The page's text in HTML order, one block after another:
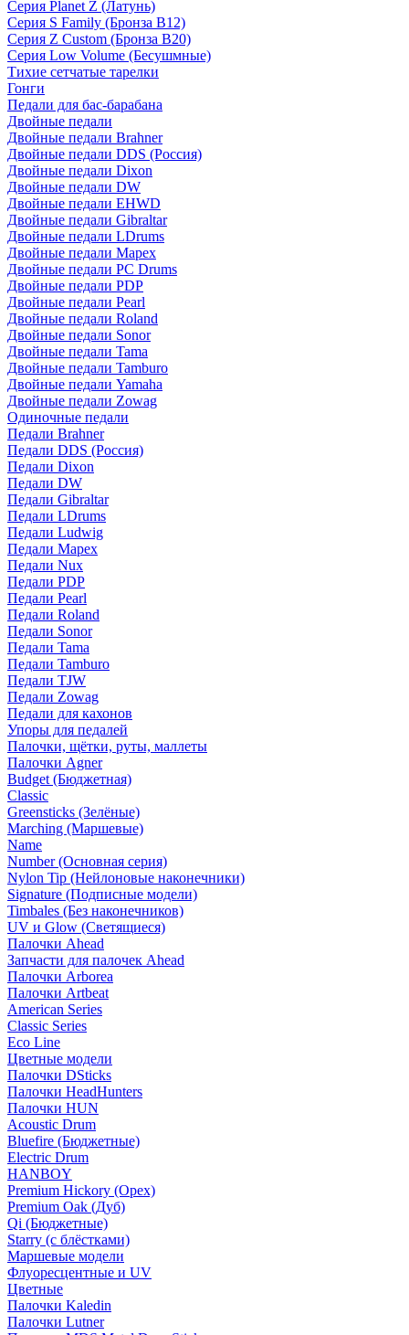
Серия Planet Z (Латунь)
Серия S Family (Бронза B12)
Серия Z Custom (Бронза B20)
Серия Low Volume (Бесушмные)
Тихие сетчатые тарелки
Гонги
Педали для бас-барабана
Двойные педали
Двойные педали Brahner
Двойные педали DDS (Россия)
Двойные педали Dixon
Двойные педали DW
Двойные педали EHWD
Двойные педали Gibraltar
Двойные педали LDrums
Двойные педали Mapex
Двойные педали PC Drums
Двойные педали PDP
Двойные педали Pearl
Двойные педали Roland
Двойные педали Sonor
Двойные педали Tama
Двойные педали Tamburo
Двойные педали Yamaha
Двойные педали Zowag
Одиночные педали
Педали Brahner
Педали DDS (Россия)
Педали Dixon
Педали DW
Педали Gibraltar
Педали LDrums
Педали Ludwig
Педали Mapex
Педали Nux
Педали PDP
Педали Pearl
Педали Roland
Педали Sonor
Педали Tama
Педали Tamburo
Педали TJW
Педали Zowag
Педали для кахонов
Упоры для педалей
Палочки, щётки, руты, маллеты
Палочки Agner
Budget (Бюджетная)
Classic
Greensticks (Зелёные)
Marching (Маршевые)
Name
Number (Основная серия)
Nylon Tip (Нейлоновые наконечники)
Signature (Подписные модели)
Timbales (Без наконечников)
UV и Glow (Светящиеся)
Палочки Ahead
Запчасти для палочек Ahead
Палочки Arborea
Палочки Artbeat
American Series
Classic Series
Eco Line
Цветные модели
Палочки DSticks
Палочки HeadHunters
Палочки HUN
Acoustic Drum
Bluefire (Бюджетные)
Electric Drum
HANBOY
Premium Hickory (Орех)
Premium Oak (Дуб)
Qi (Бюджетные)
Starry (с блёстками)
Маршевые модели
Флуоресцентные и UV
Цветные
Палочки Kaledin
Палочки Lutner